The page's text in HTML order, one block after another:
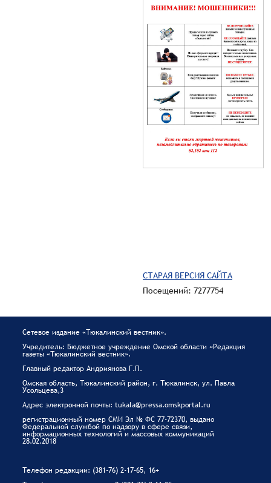
СТАРАЯ ВЕРСИЯ САЙТА
Посещений: 7277754
Сетевое издание «Тюкалинский вестник».
Учредитель: Бюджетное учреждение Омской области «Редакция
газеты «Тюкалинский вестник».
Главный редактор Андриянова Г.П.
Омская область, Тюкалинский район, г. Тюкалинск, ул. Павла
Усольцева,3
Адрес электронной почты: tukala@pressa.omskportal.ru
регистрационный номер СМИ Эл № ФС 77-72370, выдано
Федеральной службой по надзору в сфере связи,
информационных технологий и массовых коммуникаций
28.02.2018
Телефон редакции: (381-76) 2-17-65, 16+